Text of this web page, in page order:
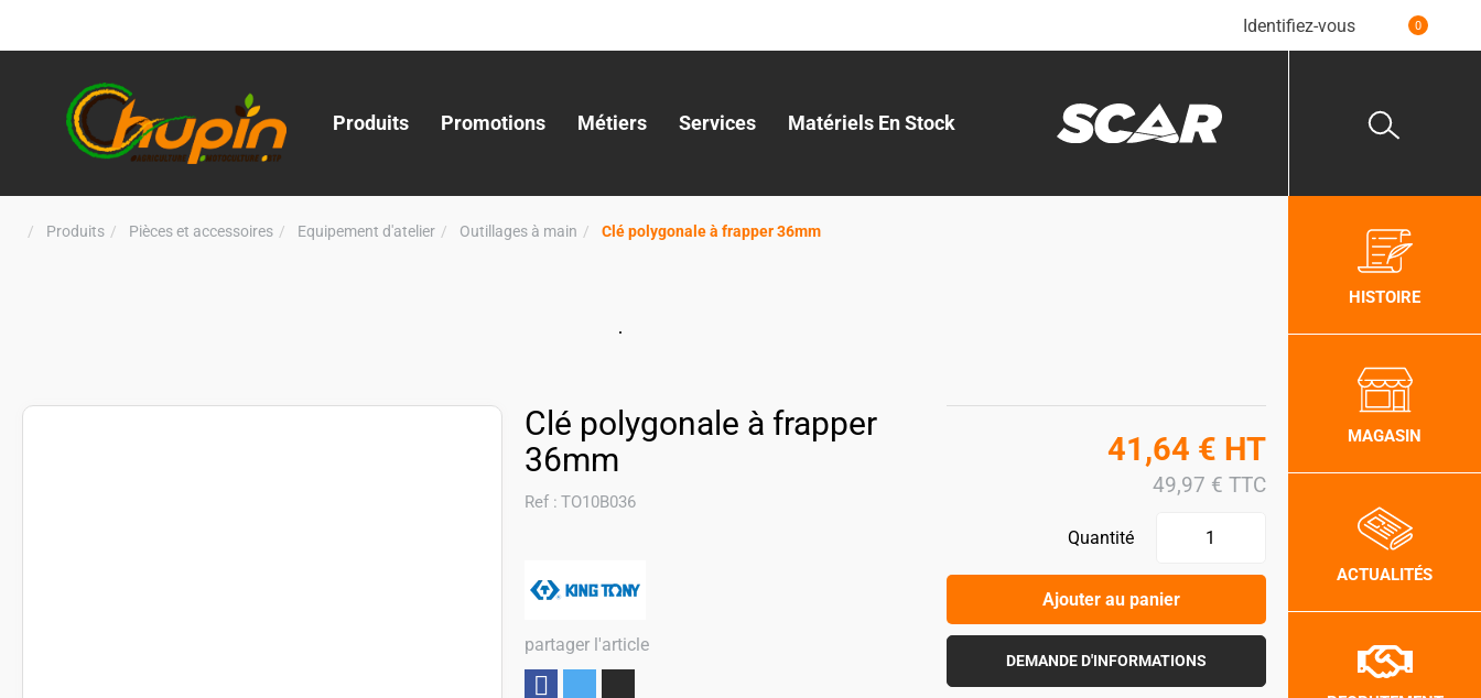
Identifiez-vous 0
Produits Promotions Métiers Services Matériels En Stock
Produits Pièces et accessoires Equipement d'atelier Outillages à main Clé polygonale à frapper 36mm
Clé polygonale à frapper
36mm
Ref : TO10B036
partager l'article
41,64 € HT
49,97 € TTC
Quantité
Ajouter au panier
DEMANDE D'INFORMATIONS
HISTOIRE
MAGASIN
ACTUALITÉS